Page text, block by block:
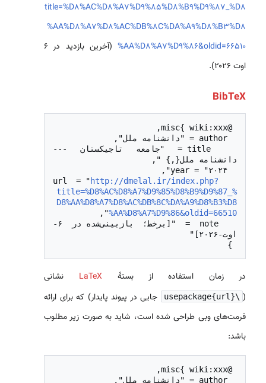
title=%D8%AC%D8%A7%D9%85%D8%B9%D9%87_%D8
%AA%D8%A7%D8%AC%DB%8C%DA%A9%D8%B3%D8
%AA%D8%A7%D9%86&oldid=66510
(آخرین بازدید در ۶
اوت ۲۰۲۶).
BibTeX
http://dmelal.ir/index.php?
title=%D8%AC%D8%A7%D9%85%D8%B9%D9%87_%
D8%AA%D8%A7%D8%AC%DB%8C%DA%A9%D8%B3%D8
%AA%D8%A7%D9%86&oldid=66510
  note = "[برخط؛ بازبینی‌شده در ۶-
در زمان استفاده از بستهٔLaTeX نشانی
(
\usepackage{url}
جایی در پیوند پایدار) که برای ارائه
فرمت‌های وبی طراحی شده است، شاید به صورت زیر مطلوب
باشد: